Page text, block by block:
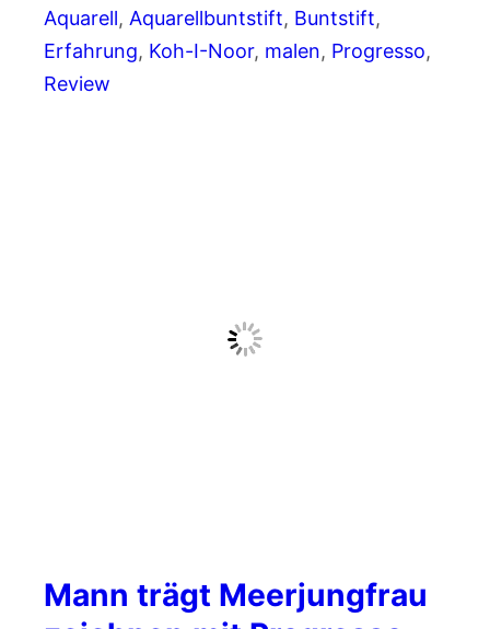
Aquarell, Aquarellbuntstift, Buntstift
Erfahrung, Koh-I-Noor, malen, Progresso
Review
Mann trägt Meerjungfrau